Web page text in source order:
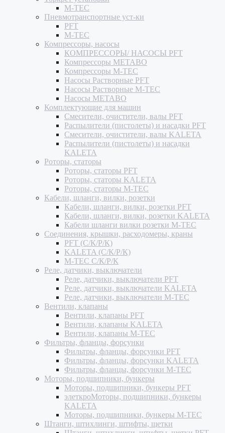
M-TEC
Пневмотранспортные уст-ки
PFT
M-TEC
Компрессоры, насосы
КОМПРЕССОРЫ/ НАСОСЫ PFT
Компрессоры METABO
Компрессоры M-TEC
Насосы Растворные PFT
Насосы Растворные M-TEC
Насосы METABO
Комплектующие для машин
Смесители, очистители, валы PFT
Распылители (пистолеты) и насадки PFT
Смесители, очистители, валы KALETA
Распылители (пистолеты) и насадки
KALETA
Роторы, статоры
Роторы, статоры PFT
Роторы, статоры KALETA
Роторы, статоры M-TEC
Кабели, шланги, вилки, розетки
Кабели, шланги, вилки, розетки PFT
Кабели, шланги, вилки, розетки KALETA
Кабели шланги вилки розетки M-TEC
Соединения, крышки, расходомеры, краны
PFT (С/К/Р/К)
KALETA (С/К/Р/К)
M-TEC С/К/Р/К
Реле, датчики, выключатели
Реле, датчики, выключатели PFT
Реле, датчики, выключатели KALETA
Реле, датчики, выключатели M-TEC
Вентили, клапаны
Вентили, клапаны PFT
Вентили, клапаны KALETA
Вентили, клапаны M-TEC
Фильтры, фланцы, форсунки
Фильтры, фланцы, форсунки PFT
Фильтры, фланцы, форсунки KALETA
Фильтры, фланцы, форсунки M-TEC
Моторы, подшипники, бункеры
Моторы, подшипники, бункеры PFT
элеткроМоторы, подшипники, бункеры
KALETA
Моторы, подшипники, бункеры M-TEC
Штанги, штихлинги, штифты, щетки